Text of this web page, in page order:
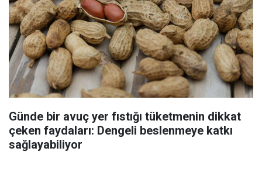
Günde bir avuç yer fıstığı tüketmenin dikkat
çeken faydaları: Dengeli beslenmeye katkı
sağlayabiliyor